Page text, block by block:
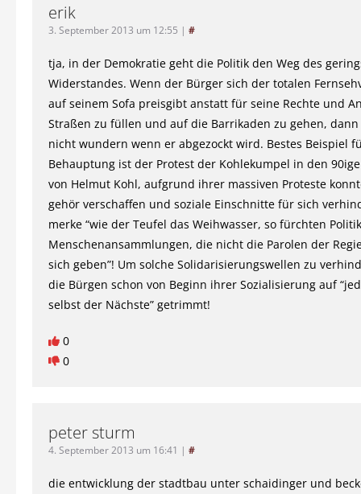
erik
3. September 2013 um 12:55 | #
tja, in der Demokratie geht die Politik den Weg des
Widerstandes. Wenn der Bürger sich der totalen
auf seinem Sofa preisgibt anstatt für seine Rechte und
Straßen zu füllen und auf die Barrikaden zu gehen,
nicht wundern wenn er abgezockt wird. Bestes Beispiel
Behauptung ist der Protest der Kohlekumpel in den
von Helmut Kohl, aufgrund ihrer massiven Proteste
gehör verschaffen und soziale Einschnitte für sich
merke “wie der Teufel das Weihwasser, so fürchten
Menschenansammlungen, die nicht die Parolen der
sich geben”! Um solche Solidarisierungswellen zu
die Bürgen schon von Beginn ihrer Sozialisierung auf
selbst der Nächste” getrimmt!
0
0
peter sturm
4. September 2013 um 16:41 | #
die entwicklung der stadtbau unter schaidinger und